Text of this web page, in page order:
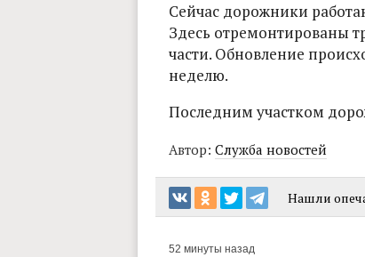
Сейчас дорожники
Здесь отремонтированы
части. Обновление
неделю.
Последним участком
Автор: Служба новостей
Нашли
52 минуты назад